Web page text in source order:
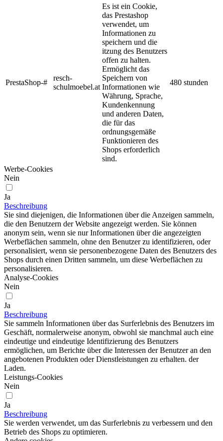
PrestaShop-#
resch-
schulmoebel.at
Es ist ein Cookie,
das Prestashop
verwendet, um
Informationen zu
speichern und die
itzung des Benutzers
offen zu halten.
Ermöglicht das
Speichern von
Informationen wie
Währung, Sprache,
Kundenkennung
und anderen Daten,
die für das
ordnungsgemäße
Funktionieren des
Shops erforderlich
sind.
480 stunden
Werbe-Cookies
Nein
Ja
Beschreibung
Sie sind diejenigen, die Informationen über die Anzeigen sammeln,
die den Benutzern der Website angezeigt werden. Sie können
anonym sein, wenn sie nur Informationen über die angezeigten
Werbeflächen sammeln, ohne den Benutzer zu identifizieren, oder
personalisiert, wenn sie personenbezogene Daten des Benutzers des
Shops durch einen Dritten sammeln, um diese Werbeflächen zu
personalisieren.
Analyse-Cookies
Nein
Ja
Beschreibung
Sie sammeln Informationen über das Surferlebnis des Benutzers im
Geschäft, normalerweise anonym, obwohl sie manchmal auch eine
eindeutige und eindeutige Identifizierung des Benutzers
ermöglichen, um Berichte über die Interessen der Benutzer an den
angebotenen Produkten oder Dienstleistungen zu erhalten. der
Laden.
Leistungs-Cookies
Nein
Ja
Beschreibung
Sie werden verwendet, um das Surferlebnis zu verbessern und den
Betrieb des Shops zu optimieren.